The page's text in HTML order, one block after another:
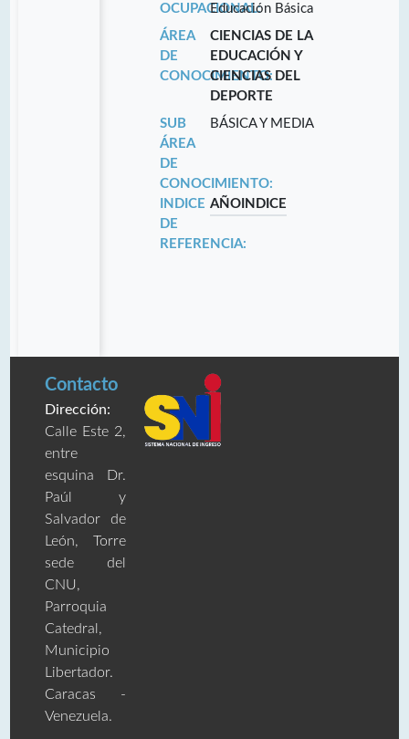
OCUPACIONAL:Educación Básica
ÁREA
DE
CONOCIMIENTO:
CIENCIAS DE LA
EDUCACIÓN Y
CIENCIAS DEL
DEPORTE
SUB
ÁREA
DE
CONOCIMIENTO:
BÁSICA Y MEDIA
INDICE
DE
REFERENCIA:
AÑO INDICE
Contacto
Dirección:
Calle Este 2,
entre
esquina Dr.
Paúl y
Salvador de
León, Torre
sede del
CNU,
Parroquia
Catedral,
Municipio
Libertador.
Caracas -
Venezuela.